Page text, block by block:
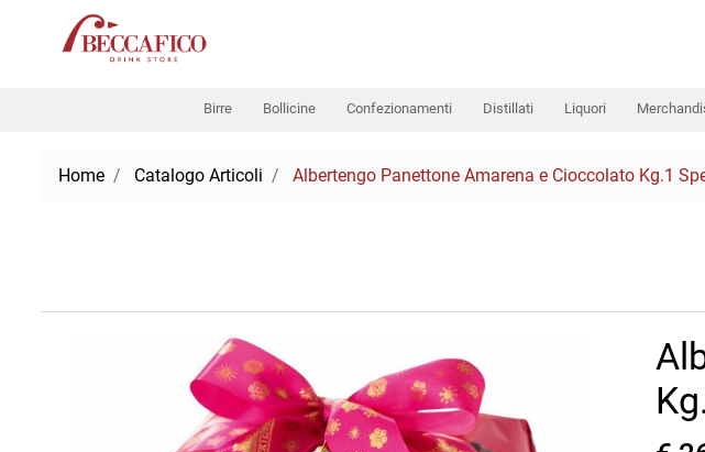
Birre Bollicine Confezionamenti Distillati Liquori
Home Catalogo Articoli Albertengo Panettone Amarena e Cioccolato Kg.1